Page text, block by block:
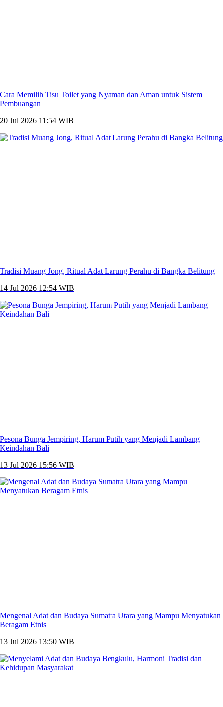
Cara Memilih Tisu Toilet yang Nyaman dan Aman untuk Sistem
Pembuangan
20 Jul 2026 11:54 WIB
Tradisi Muang Jong, Ritual Adat Larung Perahu di Bangka Belitung
14 Jul 2026 12:54 WIB
Pesona Bunga Jempiring, Harum Putih yang Menjadi Lambang
Keindahan Bali
13 Jul 2026 15:56 WIB
Mengenal Adat dan Budaya Sumatra Utara yang Mampu Menyatukan
Beragam Etnis
13 Jul 2026 13:50 WIB